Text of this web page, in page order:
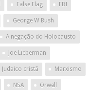
False Flag FBI
George W Bush
A negação do Holocausto
Joe Lieberman
Judaico cristã Marxismo
NSA Orwell